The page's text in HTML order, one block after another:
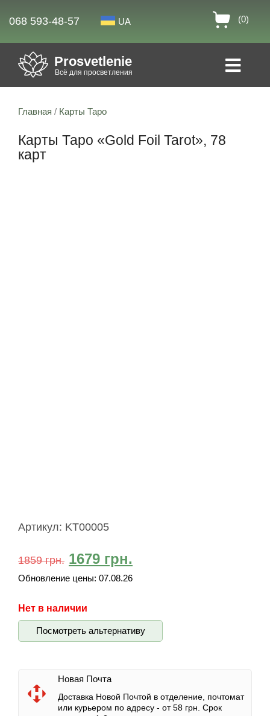
068 593-48-57 UA (0)
Prosvetlenie
Всё для просветления
Главная / Карты Таро
Карты Таро «Gold Foil Tarot», 78
карт
Артикул: KT00005
1859грн. 1679 грн.
Обновление цены: 07.08.26
Нет в наличии
Посмотреть альтернативу
Новая Почта
Доставка Новой Почтой в отделение, почтомат
или курьером по адресу - от 58 грн. Срок